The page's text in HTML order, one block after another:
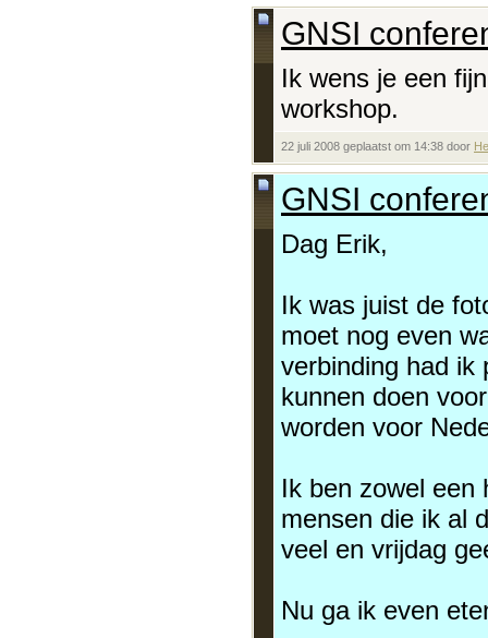
GNSI
Ik wens je een
workshop.
22 juli 2008 geplaatst om 14:38 door
GNSI
Dag Erik,
Ik was juist de
moet nog even
verbinding had ik
kunnen doen
worden voor
Ik ben zowel een
mensen die ik al
veel en vrijdag
Nu ga ik even